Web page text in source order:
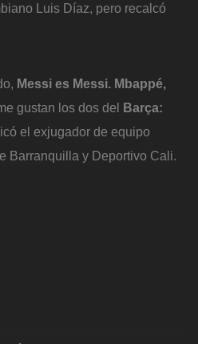
Luis Díaz, pero recalcó
Messi es Messi. Mbappé,
gustan los dos del Barça:
el exjugador de equipo
Barranquilla y Deportivo Cali.